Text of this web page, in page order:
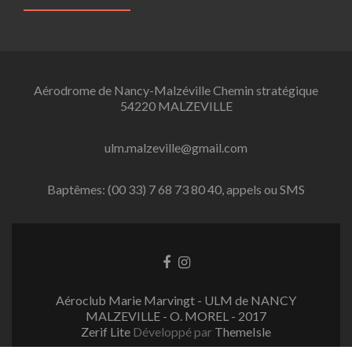
Aérodrome de Nancy-Malzéville Chemin stratégique
54220 MALZEVILLE
ulm.malzeville@gmail.com
Baptêmes: (00 33) 7 68 73 80 40, appels ou SMS
L
n
F
a
L
n
I
n
Aéroclub Marie Marvingt - ULM de NANCY
MALZEVILLE - O. MOREL - 2017
Zerif Lite Développé par ThemeIsle